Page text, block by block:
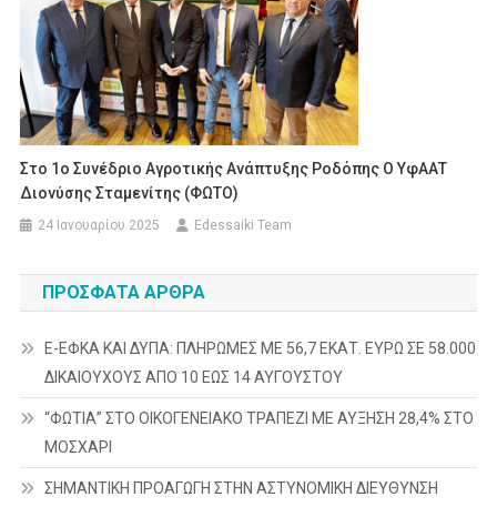
Στο 1ο Συνέδριο Αγροτικής Ανάπτυξης Ροδόπης Ο ΥφΑΑΤ
Διονύσης Σταμενίτης (ΦΩΤΟ)
24 Ιανουαρίου 2025 Edessaiki Team
ΠΡΌΣΦΑΤΑ ΆΡΘΡΑ
E-ΕΦΚΑ ΚΑΙ ΔΥΠΑ: ΠΛΗΡΩΜΕΣ ΜΕ 56,7 ΕΚΑΤ. ΕΥΡΩ ΣΕ 58.000
ΔΙΚΑΙΟΥΧΟΥΣ ΑΠΟ 10 ΕΩΣ 14 ΑΥΓΟΥΣΤΟΥ
“ΦΩΤΙΑ” ΣΤΟ ΟΙΚΟΓΕΝΕΙΑΚΟ ΤΡΑΠΕΖΙ ΜΕ ΑΥΞΗΣΗ 28,4% ΣΤΟ
ΜΟΣΧΑΡΙ
ΣΗΜΑΝΤΙΚΗ ΠΡΟΑΓΩΓΗ ΣΤΗΝ ΑΣΤΥΝΟΜΙΚΗ ΔΙΕΥΘΥΝΣΗ